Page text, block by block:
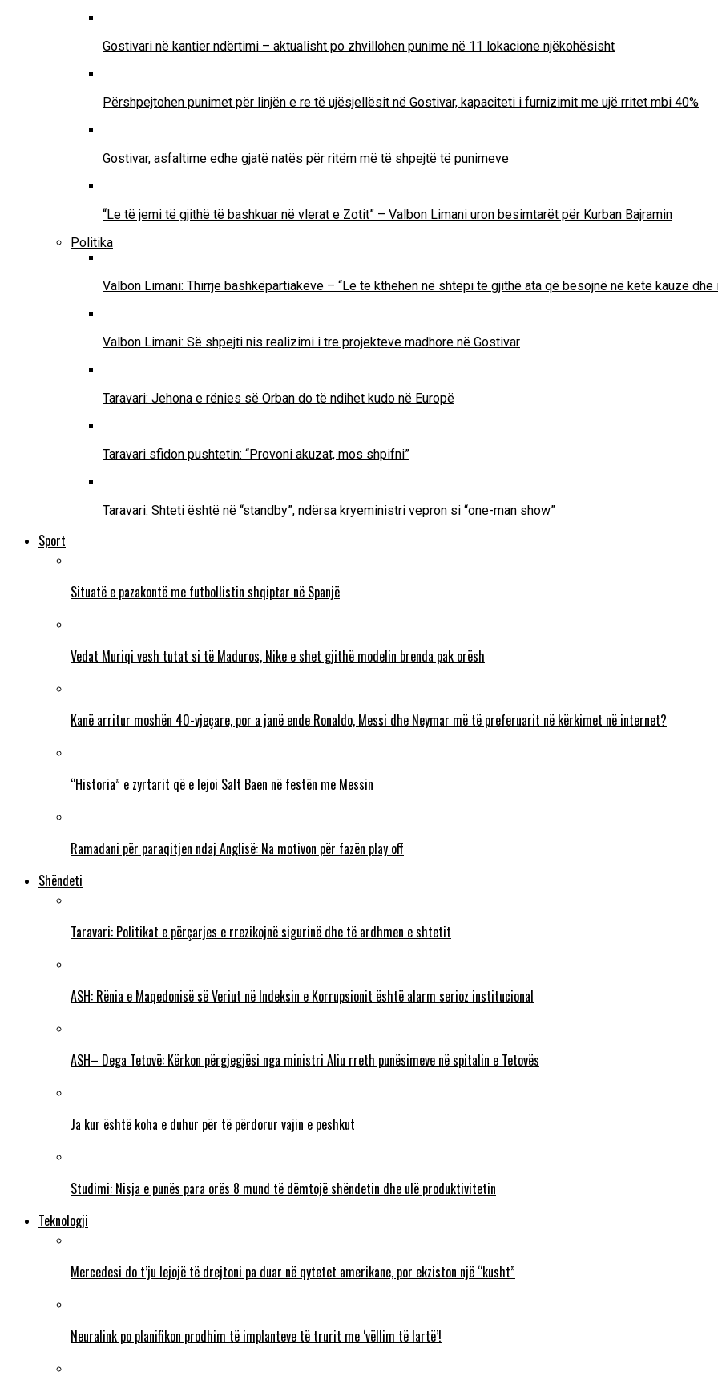
Gostivari në kantier ndërtimi – aktualisht po zhvillohen punime në 11 lokacione njëkohësisht
Përshpejtohen punimet për linjën e re të ujësjellësit në Gostivar, kapaciteti i furnizimit me ujë rritet mbi 40%
Gostivar, asfaltime edhe gjatë natës për ritëm më të shpejtë të punimeve
“Le të jemi të gjithë të bashkuar në vlerat e Zotit” – Valbon Limani uron besimtarët për Kurban Bajramin
Politika
Valbon Limani: Thirrje bashkëpartiakëve – “Le të kthehen në shtëpi të gjithë ata që besojnë në këtë kauzë dhe
Valbon Limani: Së shpejti nis realizimi i tre projekteve madhore në Gostivar
Taravari: Jehona e rënies së Orban do të ndihet kudo në Europë
Taravari sfidon pushtetin: “Provoni akuzat, mos shpifni”
Taravari: Shteti është në “standby”, ndërsa kryeministri vepron si “one-man show”
Sport
Situatë e pazakontë me futbollistin shqiptar në Spanjë
Vedat Muriqi vesh tutat si të Maduros, Nike e shet gjithë modelin brenda pak orësh
Kanë arritur moshën 40-vjeçare, por a janë ende Ronaldo, Messi dhe Neymar më të preferuarit në kërkimet në internet?
“Historia” e zyrtarit që e lejoi Salt Baen në festën me Messin
Ramadani për paraqitjen ndaj Anglisë: Na motivon për fazën play off
Shëndeti
Taravari: Politikat e përçarjes e rrezikojnë sigurinë dhe të ardhmen e shtetit
ASH: Rënia e Maqedonisë së Veriut në Indeksin e Korrupsionit është alarm serioz institucional
ASH– Dega Tetovë: Kërkon përgjegjësi nga ministri Aliu rreth punësimeve në spitalin e Tetovës
Ja kur është koha e duhur për të përdorur vajin e peshkut
Studimi: Nisja e punës para orës 8 mund të dëmtojë shëndetin dhe ulë produktivitetin
Teknologji
Mercedesi do t’ju lejojë të drejtoni pa duar në qytetet amerikane, por ekziston një “kusht”
Neuralink po planifikon prodhim të implanteve të trurit me ‘vëllim të lartë’!